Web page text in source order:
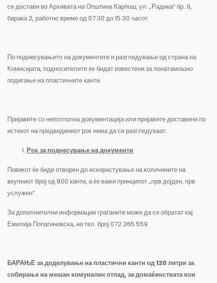
се достави во Архивата на Општина Карпош, ул. „Радика“ бр. 9,
барака 2, работно време од 07:30 до 15:30 часот.
По поднесувањето на документите и разгледување од страна на
Комисијата, подносителите ќе бидат известени за понатамошно
подигање на пластичните канти.
Пријавите со непотполна документација или пријавите доставени по
истекот на предвидениот рок нема да се разгледуваат.
Рок за поднесување на документи
Повикот ќе биде отворен до искористување на количините на
вкупниот број од 800 канти, а ќе важи принципот „прв дојден, прв
услужен“.
За дополнителни информации граѓаните може да се обратат кај
Емилија Попагиновска, на тел. број 072 265 559.
БАРАЊЕза доделување на пластични канти од 120 литри за
собирање на мешан комунален отпад, за домаќинствата кои